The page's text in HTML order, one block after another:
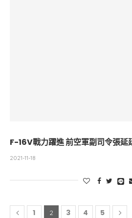
F-16V戰力躍進 前空軍副司令張延
2021-11-18
1 2 3 4 5